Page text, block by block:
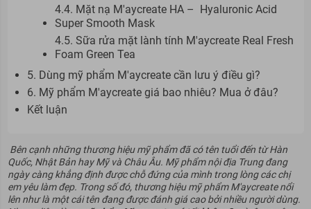
4.4. Mặt nạ M'aycreate HA – Hyaluronic Acid
Super Smooth Mask
4.5. Sữa rửa mặt lành tính M'aycreate Real Fresh
Foam Green Tea
5. Dùng mỹ phẩm M'aycreate cần lưu ý điều gì?
6. Mỹ phẩm M'aycreate giá bao nhiêu? Mua ở đâu?
Kết luận
Bên cạnh những thương hiệu mỹ phẩm đã có tên tuổi đến từ Hàn
Quốc, Nhật Bản hay Mỹ và Châu Âu. Mỹ phẩm nội địa Trung đang
ngày càng khẳng định được chỗ đứng của mình trong lòng các chị
em yêu làm đẹp. Trong số đó, thương hiệu mỹ phẩm M'aycreate nổi
lên như là một cái tên đang được đánh giá cao bởi nhiều người dùng.